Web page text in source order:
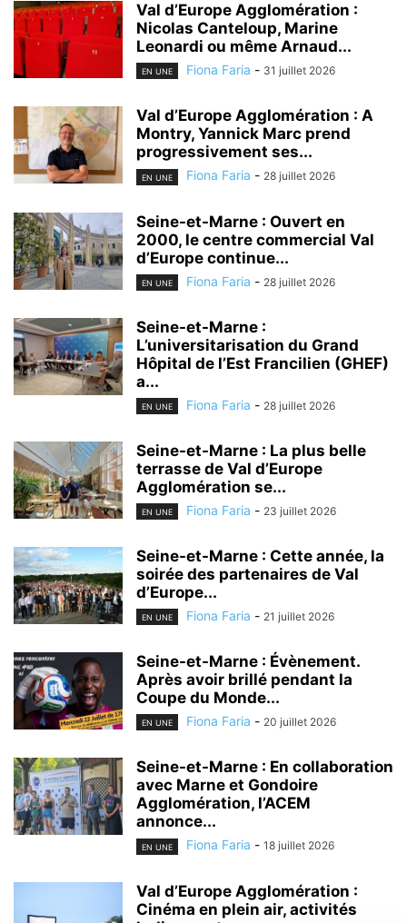
Val d’Europe Agglomération :
Nicolas Canteloup, Marine
Leonardi ou même Arnaud...
EN UNE Fiona Faria - 31 juillet 2026
Val d’Europe Agglomération : A
Montry, Yannick Marc prend
progressivement ses...
EN UNE Fiona Faria - 28 juillet 2026
Seine-et-Marne : Ouvert en
2000, le centre commercial Val
d’Europe continue...
EN UNE Fiona Faria - 28 juillet 2026
Seine-et-Marne :
L’universitarisation du Grand
Hôpital de l’Est Francilien (GHEF)
a...
EN UNE Fiona Faria - 28 juillet 2026
Seine-et-Marne : La plus belle
terrasse de Val d’Europe
Agglomération se...
EN UNE Fiona Faria - 23 juillet 2026
Seine-et-Marne : Cette année, la
soirée des partenaires de Val
d’Europe...
EN UNE Fiona Faria - 21 juillet 2026
Seine-et-Marne : Évènement.
Après avoir brillé pendant la
Coupe du Monde...
EN UNE Fiona Faria - 20 juillet 2026
Seine-et-Marne : En collaboration
avec Marne et Gondoire
Agglomération, l’ACEM
annonce...
EN UNE Fiona Faria - 18 juillet 2026
Val d’Europe Agglomération :
Cinéma en plein air, activités